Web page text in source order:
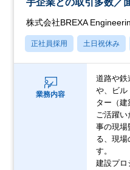
手企業との取引多数／
株式会社BREXA
正社員採用 土日祝休み
業務内容
道路や鉄
や、ビル
ター（建
ご活躍
事の現場
る、現
す。
建設プロ